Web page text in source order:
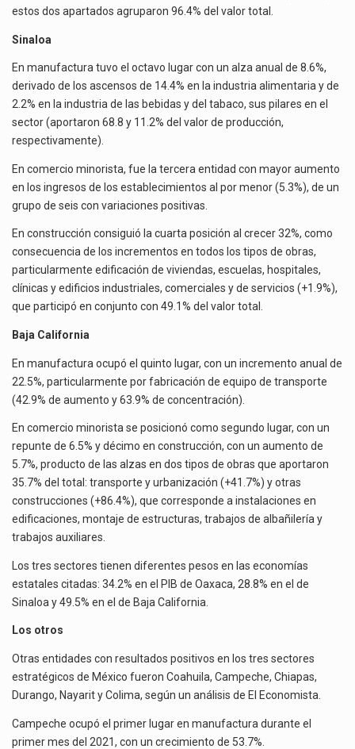
estos dos apartados agruparon 96.4% del valor total.
Sinaloa
En manufactura tuvo el octavo lugar con un alza anual de 8.6%,
derivado de los ascensos de 14.4% en la industria alimentaria y de
2.2% en la industria de las bebidas y del tabaco, sus pilares en el
sector (aportaron 68.8 y 11.2% del valor de producción,
respectivamente).
En comercio minorista, fue la tercera entidad con mayor aumento
en los ingresos de los establecimientos al por menor (5.3%), de un
grupo de seis con variaciones positivas.
En construcción consiguió la cuarta posición al crecer 32%, como
consecuencia de los incrementos en todos los tipos de obras,
particularmente edificación de viviendas, escuelas, hospitales,
clínicas y edificios industriales, comerciales y de servicios (+1.9%),
que participó en conjunto con 49.1% del valor total.
Baja California
En manufactura ocupó el quinto lugar, con un incremento anual de
22.5%, particularmente por fabricación de equipo de transporte
(42.9% de aumento y 63.9% de concentración).
En comercio minorista se posicionó como segundo lugar, con un
repunte de 6.5% y décimo en construcción, con un aumento de
5.7%, producto de las alzas en dos tipos de obras que aportaron
35.7% del total: transporte y urbanización (+41.7%) y otras
construcciones (+86.4%), que corresponde a instalaciones en
edificaciones, montaje de estructuras, trabajos de albañilería y
trabajos auxiliares.
Los tres sectores tienen diferentes pesos en las economías
estatales citadas: 34.2% en el PIB de Oaxaca, 28.8% en el de
Sinaloa y 49.5% en el de Baja California.
Los otros
Otras entidades con resultados positivos en los tres sectores
estratégicos de México fueron Coahuila, Campeche, Chiapas,
Durango, Nayarit y Colima, según un análisis de El Economista.
Campeche ocupó el primer lugar en manufactura durante el
primer mes del 2021, con un crecimiento de 53.7%.